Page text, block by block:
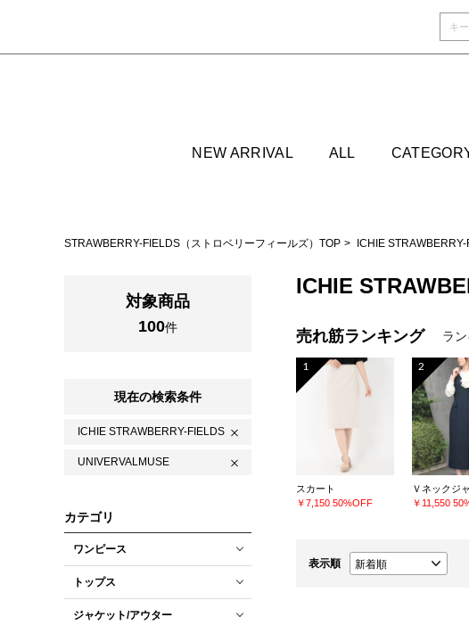
NEW ARRIVAL ALL
STRAWBERRY-FIELDS（ストロベリーフィールズ）TOP ICHIE
対象商品
100件
現在の検索条件
ICHIE STRAWBERRY-FIELDS
UNIVERVALMUSE
カテゴリ
ワンピース
トップス
ジャケット/アウター
ICHIE
売れ筋ランキング ラ
1
スカート
￥7,150 50%OFF
2
￥11,550
表示順